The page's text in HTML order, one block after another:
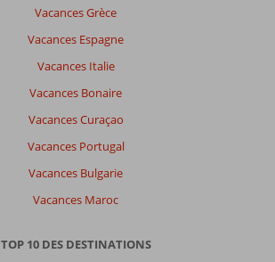
Vacances Grèce
Vacances Espagne
Vacances Italie
Vacances Bonaire
Vacances Curaçao
Vacances Portugal
Vacances Bulgarie
Vacances Maroc
TOP 10 DES DESTINATIONS